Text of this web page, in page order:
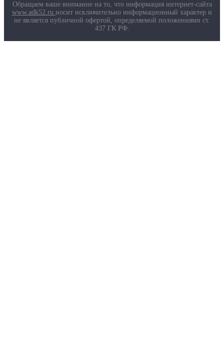
Обращаем ваше внимание на то, что информация интернет-сайта
www.adk52.ru носит исключительно информационный характер и
не является публичной офертой, определяемой положениями ст.
437 ГК РФ.